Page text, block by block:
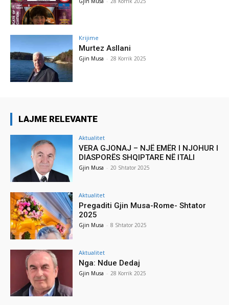
Krijime
Murtez Asllani
Gjin Musa - 28 Korrik 2025
LAJME RELEVANTE
Aktualitet
VERA GJONAJ – NJË EMËR I NJOHUR I
DIASPORËS SHQIPTARE NË ITALI
Gjin Musa - 20 Shtator 2025
Aktualitet
Pregaditi Gjin Musa-Rome- Shtator
2025
Gjin Musa - 8 Shtator 2025
Aktualitet
Nga: Ndue Dedaj
Gjin Musa - 28 Korrik 2025